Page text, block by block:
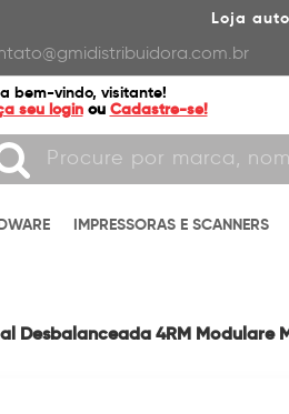
Loja
bem-vindo, visitante!
seu login ou Cadastre-se!
IMPRESSORAS E SCANNERS
Desbalanceada 4RM Modulare